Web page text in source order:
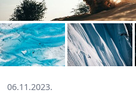
06.11.2023.